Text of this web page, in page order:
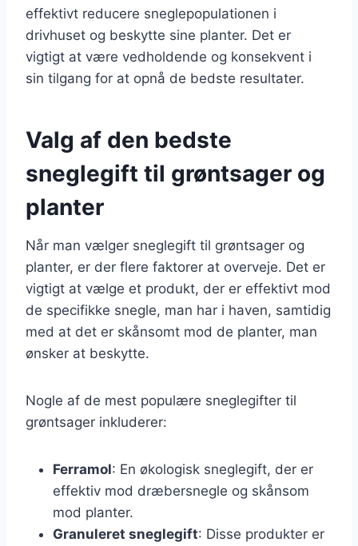
effektivt reducere sneglepopulationen i
drivhuset og beskytte sine planter. Det er
vigtigt at være vedholdende og konsekvent i
sin tilgang for at opnå de bedste resultater.
Valg af den bedste
sneglegift til grøntsager og
planter
Når man vælger sneglegift til grøntsager og
planter, er der flere faktorer at overveje. Det er
vigtigt at vælge et produkt, der er effektivt mod
de specifikke snegle, man har i haven, samtidig
med at det er skånsomt mod de planter, man
ønsker at beskytte.
Nogle af de mest populære sneglegifter til
grøntsager inkluderer:
Ferramol: En økologisk sneglegift, der er
effektiv mod dræbersnegle og skånsom
mod planter.
Granuleret sneglegift: Disse produkter er